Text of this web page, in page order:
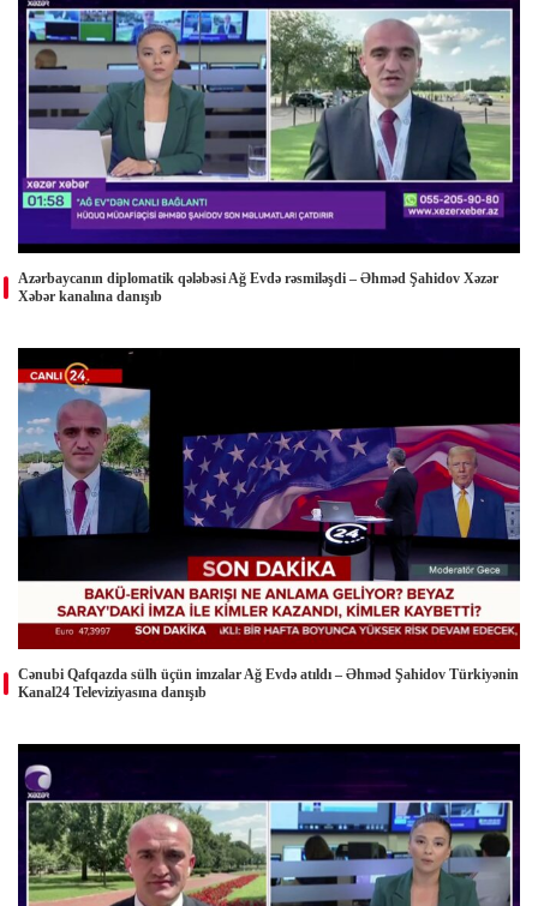
Azərbaycanın diplomatik qələbəsi Ağ Evdə rəsmiləşdi – Əhməd Şahidov Xəzər
Xəbər kanalına danışıb
Cənubi Qafqazda sülh üçün imzalar Ağ Evdə atıldı – Əhməd Şahidov Türkiyənin
Kanal24 Televiziyasına danışıb